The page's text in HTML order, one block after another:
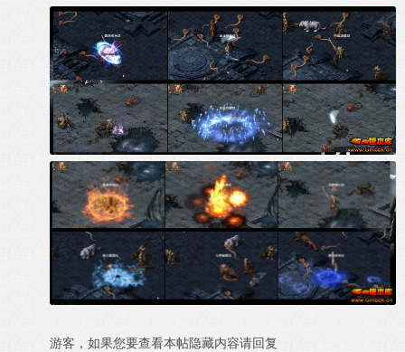
游客，如果您要查看本帖隐藏内容请回复